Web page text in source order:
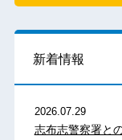
新着情報
2026.07.29
志布志警察署と